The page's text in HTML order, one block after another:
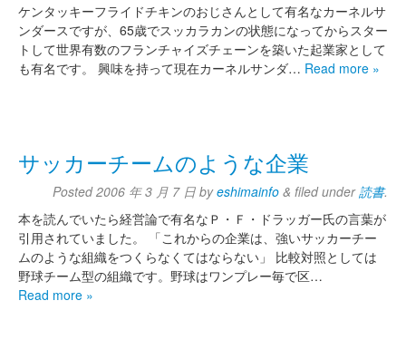
ケンタッキーフライドチキンのおじさんとして有名なカーネルサ
ンダースですが、65歳でスッカラカンの状態になってからスター
トして世界有数のフランチャイズチェーンを築いた起業家として
も有名です。 興味を持って現在カーネルサンダ… Read more »
サッカーチームのような企業
Posted2006 年 3 月 7 日 byeshimainfo & filed under読書.
本を読んでいたら経営論で有名なＰ・Ｆ・ドラッガー氏の言葉が
引用されていました。 「これからの企業は、強いサッカーチー
ムのような組織をつくらなくてはならない」 比較対照としては
野球チーム型の組織です。野球はワンプレー毎で区…
Read more »